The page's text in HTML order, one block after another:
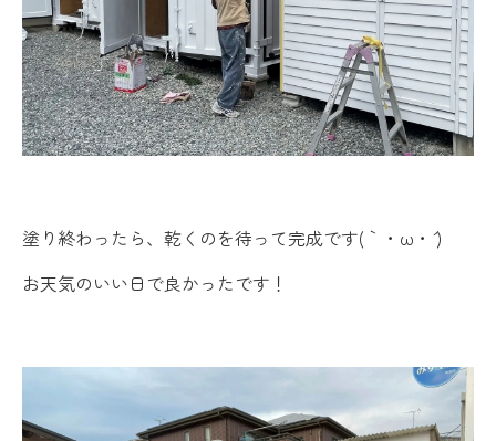
塗り終わったら、乾くのを待って完成です(｀・ω・´ )
お天気のいい日で良かったです！